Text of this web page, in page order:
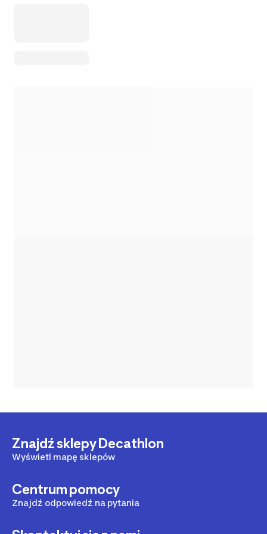
Znajdź sklepy Decathlon
Wyświetl mapę sklepów
Centrum pomocy
Znajdź odpowiedź na pytania